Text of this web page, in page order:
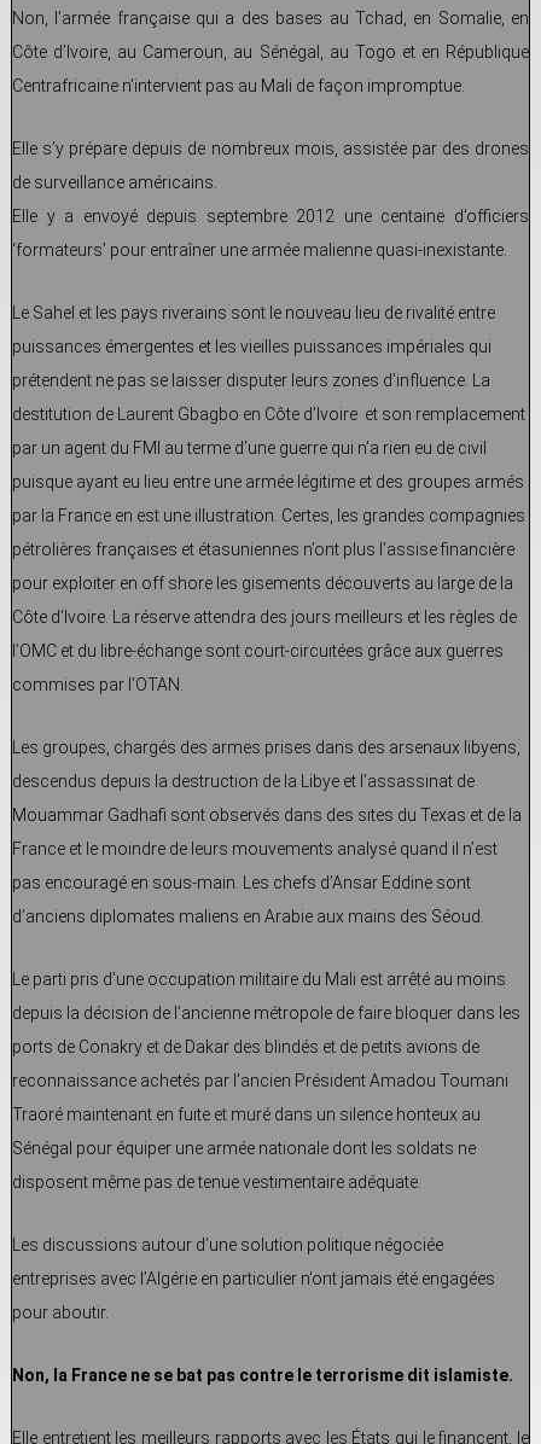
Non, l’armée française qui a des bases au Tchad, en Somalie, en
Côte d’Ivoire, au Cameroun, au Sénégal, au Togo et en République
Centrafricaine n’intervient pas au Mali de façon impromptue.
Elle s’y prépare depuis de nombreux mois, assistée par des drones
de surveillance américains.
Elle y a envoyé depuis septembre 2012 une centaine d’officiers
‘formateurs’ pour entraîner une armée malienne quasi-inexistante.
Le Sahel et les pays riverains sont le nouveau lieu de rivalité entre
puissances émergentes et les vieilles puissances impériales qui
prétendent ne pas se laisser disputer leurs zones d’influence. La
destitution de Laurent Gbagbo en Côte d’Ivoire et son remplacement
par un agent du FMI au terme d’une guerre qui n’a rien eu de civil
puisque ayant eu lieu entre une armée légitime et des groupes armés
par la France en est une illustration. Certes, les grandes compagnies
pétrolières françaises et étasuniennes n’ont plus l’assise financière
pour exploiter en off shore les gisements découverts au large de la
Côte d’Ivoire. La réserve attendra des jours meilleurs et les règles de
l’OMC et du libre-échange sont court-circuitées grâce aux guerres
commises par l’OTAN.
Les groupes, chargés des armes prises dans des arsenaux libyens,
descendus depuis la destruction de la Libye et l’assassinat de
Mouammar Gadhafi sont observés dans des sites du Texas et de la
France et le moindre de leurs mouvements analysé quand il n’est
pas encouragé en sous-main. Les chefs d’Ansar Eddine sont
d’anciens diplomates maliens en Arabie aux mains des Séoud.
Le parti pris d’une occupation militaire du Mali est arrêté au moins
depuis la décision de l’ancienne métropole de faire bloquer dans les
ports de Conakry et de Dakar des blindés et de petits avions de
reconnaissance achetés par l’ancien Président Amadou Toumani
Traoré maintenant en fuite et muré dans un silence honteux au
Sénégal pour équiper une armée nationale dont les soldats ne
disposent même pas de tenue vestimentaire adéquate.
Les discussions autour d’une solution politique négociée
entreprises avec l’Algérie en particulier n’ont jamais été engagées
pour aboutir.
Non, la France ne se bat pas contre le terrorisme dit islamiste.
Elle entretient les meilleurs rapports avec les États qui le financent, le